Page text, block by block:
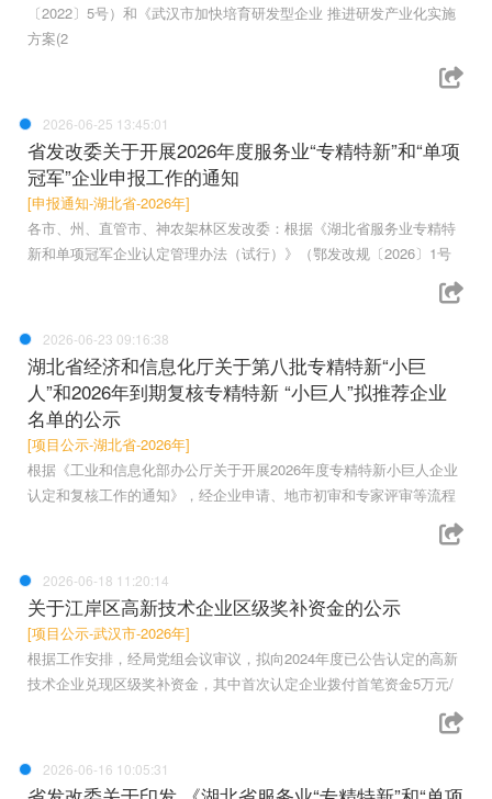
〔2022〕5号）和《武汉市加快培育研发型企业 推进研发产业化实施
方案(2
2026-06-25 13:45:01
省发改委关于开展2026年度服务业“专精特新”和“单项
冠军”企业申报工作的通知
[申报通知-湖北省-2026年]
各市、州、直管市、神农架林区发改委：根据《湖北省服务业专精特
新和单项冠军企业认定管理办法（试行）》（鄂发改规〔2026〕1号
2026-06-23 09:16:38
湖北省经济和信息化厅关于第八批专精特新“小巨
人”和2026年到期复核专精特新 “小巨人”拟推荐企业
名单的公示
[项目公示-湖北省-2026年]
根据《工业和信息化部办公厅关于开展2026年度专精特新小巨人企业
认定和复核工作的通知》，经企业申请、地市初审和专家评审等流程
2026-06-18 11:20:14
关于江岸区高新技术企业区级奖补资金的公示
[项目公示-武汉市-2026年]
根据工作安排，经局党组会议审议，拟向2024年度已公告认定的高新
技术企业兑现区级奖补资金，其中首次认定企业拨付首笔资金5万元/
2026-06-16 10:05:31